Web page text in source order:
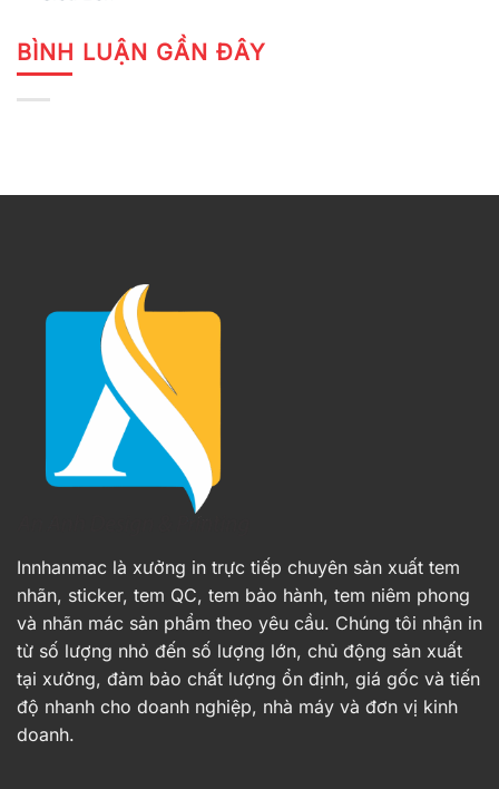
BÌNH LUẬN GẦN ĐÂY
Innhanmac là xưởng in trực tiếp chuyên sản xuất tem
nhãn, sticker, tem QC, tem bảo hành, tem niêm phong
và nhãn mác sản phẩm theo yêu cầu. Chúng tôi nhận in
từ số lượng nhỏ đến số lượng lớn, chủ động sản xuất
tại xưởng, đảm bảo chất lượng ổn định, giá gốc và tiến
độ nhanh cho doanh nghiệp, nhà máy và đơn vị kinh
doanh.